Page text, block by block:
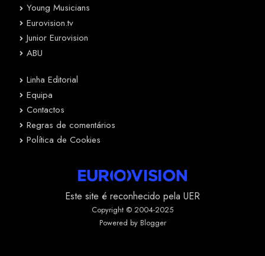
Young Musicians
Eurovision.tv
Junior Eurovision
ABU
Linha Editorial
Equipa
Contactos
Regras de comentários
Política de Cookies
Este site é reconhecido pela UER
Copyright © 2004-2025
Powered by Blogger